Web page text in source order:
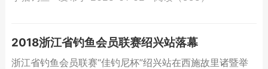
2018浙江省钓鱼会员联赛绍兴站落幕
浙江省钓鱼会员联赛“佳钓尼杯”绍兴站在西施故里诸暨举